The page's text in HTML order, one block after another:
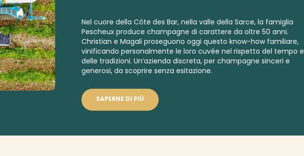
Nel cuore della Côte des Bar, nella valle della Sarce, la famiglia
Pescheux produce champagne di carattere da oltre 50 anni.
Christian e Magali proseguono oggi questo know-how familiare,
vinificando personalmente le loro cuvée nel rispetto del tempo e
delle tradizioni. Un’azienda discreta, per champagne sinceri e
generosi, da scoprire senza esitazione.
SAPERNE DI PIÙ